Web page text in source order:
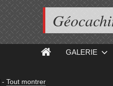
GALERIE
- Tout montrer